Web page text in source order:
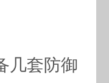
几套防御